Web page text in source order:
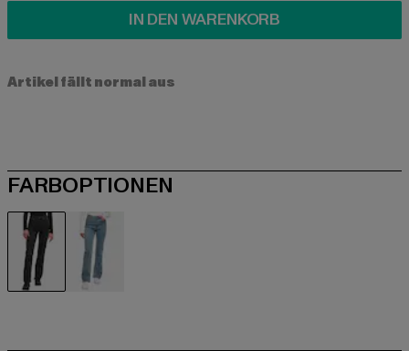
IN DEN WARENKORB
Artikel fällt normal aus
FARBOPTIONEN